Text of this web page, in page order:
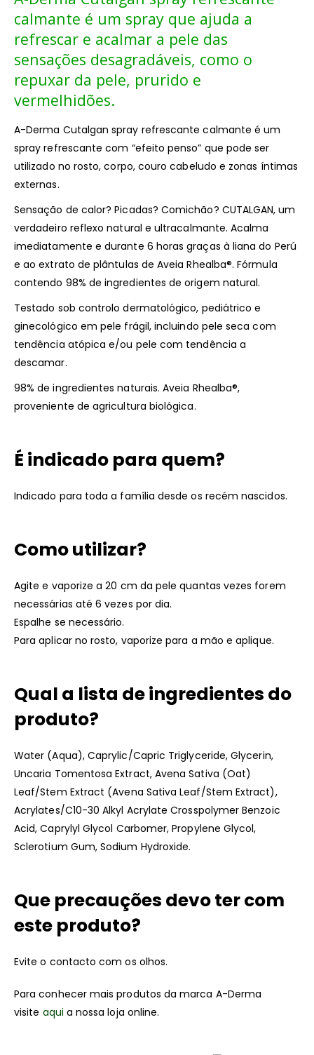
calmante é um spray que ajuda a
refrescar e acalmar a pele das
sensações desagradáveis, como o
repuxar da pele, prurido e
vermelhidões.
A-Derma Cutalgan spray refrescante calmante é um
spray refrescante com “efeito penso” que pode ser
utilizado no rosto, corpo, couro cabeludo e zonas íntimas
externas.
Sensação de calor? Picadas? Comichão? CUTALGAN, um
verdadeiro reflexo natural e ultracalmante. Acalma
imediatamente e durante 6 horas graças à liana do Perú
e ao extrato de plântulas de Aveia Rhealba®. Fórmula
contendo 98% de ingredientes de origem natural.
Testado sob controlo dermatológico, pediátrico e
ginecológico em pele frágil, incluindo pele seca com
tendência atópica e/ou pele com tendência a
descamar.
98% de ingredientes naturais. Aveia Rhealba®,
proveniente de agricultura biológica.
É indicado para quem?
Indicado para toda a família desde os recém nascidos.
Como utilizar?
Agite e vaporize a 20 cm da pele quantas vezes forem
necessárias até 6 vezes por dia.
Espalhe se necessário.
Para aplicar no rosto, vaporize para a mão e aplique.
Qual a lista de ingredientes do
produto?
Water (Aqua), Caprylic/Capric Triglyceride, Glycerin,
Uncaria Tomentosa Extract, Avena Sativa (Oat)
Leaf/Stem Extract (Avena Sativa Leaf/Stem Extract),
Acrylates/C10-30 Alkyl Acrylate Crosspolymer Benzoic
Acid, Caprylyl Glycol Carbomer, Propylene Glycol,
Sclerotium Gum, Sodium Hydroxide.
Que precauções devo ter com
este produto?
Evite o contacto com os olhos.
Para conhecer mais produtos da marca A-Derma
visite aqui a nossa loja online.